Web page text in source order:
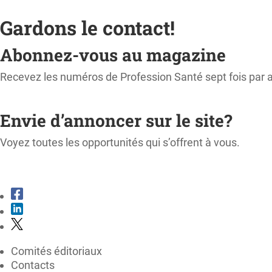
Gardons le contact!
Abonnez-vous au magazine
Recevez les numéros de Profession Santé sept fois par
Envie d’annoncer sur le site?
Voyez toutes les opportunités qui s’offrent à vous.
Comités éditoriaux
Contacts